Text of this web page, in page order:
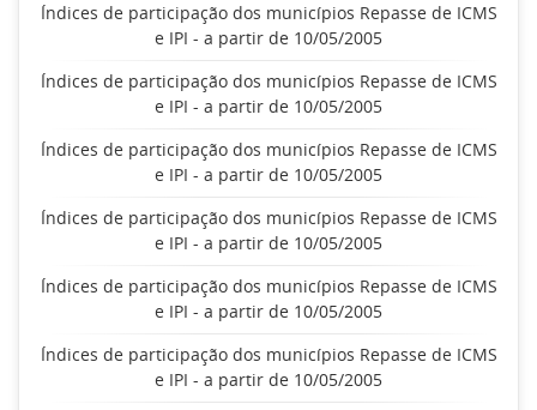
Índices de participação dos municípios Repasse de ICMS
e IPI - a partir de 10/05/2005
Índices de participação dos municípios Repasse de ICMS
e IPI - a partir de 10/05/2005
Índices de participação dos municípios Repasse de ICMS
e IPI - a partir de 10/05/2005
Índices de participação dos municípios Repasse de ICMS
e IPI - a partir de 10/05/2005
Índices de participação dos municípios Repasse de ICMS
e IPI - a partir de 10/05/2005
Índices de participação dos municípios Repasse de ICMS
e IPI - a partir de 10/05/2005